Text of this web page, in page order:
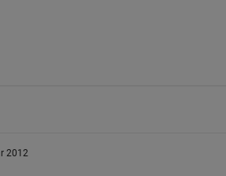
2012